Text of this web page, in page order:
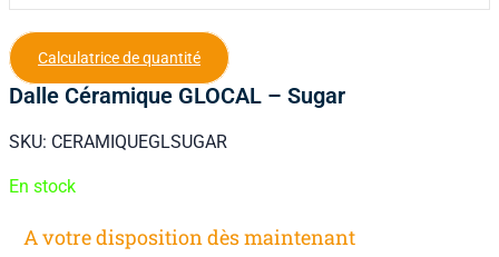
Calculatrice de quantité
Dalle Céramique GLOCAL – Sugar
SKU: CERAMIQUEGLSUGAR
En stock
A votre disposition dès maintenant